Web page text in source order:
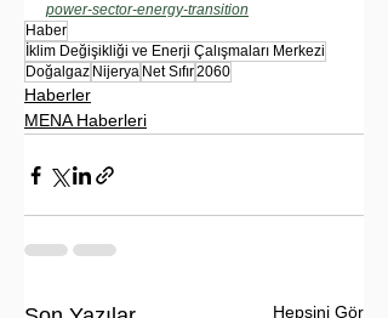
power-sector-energy-transition
Haber
İklim Değişikliği ve Enerji Çalışmaları Merkezi
Doğalgaz Nijerya Net Sıfır2060
Haberler
MENA Haberleri
Hepsini Gör